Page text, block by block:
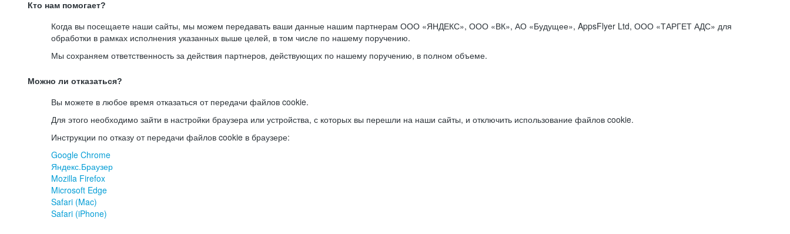
Кто нам помогает?
Когда вы посещаете наши сайты, мы можем передавать ваши данные нашим партнерам ООО «ЯНДЕКС», ООО «ВК», АО «Будущее», AppsFlyer Ltd, ООО «ТАРГЕТ АДС» для
обработки в рамках исполнения указанных выше целей, в том числе по нашему поручению.
Мы сохраняем ответственность за действия партнеров, действующих по нашему поручению, в полном объеме.
Можно ли отказаться?
Вы можете в любое время отказаться от передачи файлов cookie.
Для этого необходимо зайти в настройки браузера или устройства, с которых вы перешли на наши сайты, и отключить использование файлов cookie.
Инструкции по отказу от передачи файлов cookie в браузере:
Google Chrome
Яндекс.Браузер
Mozilla Firefox
Microsoft Edge
Safari (Mac)
Safari (iPhone)